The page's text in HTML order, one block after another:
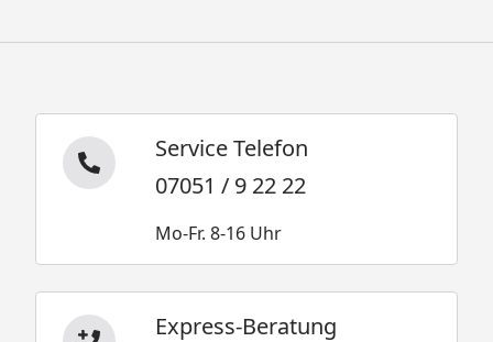
Service Telefon
07051 / 9 22 22
Mo-Fr. 8-16 Uhr
Express-Beratung